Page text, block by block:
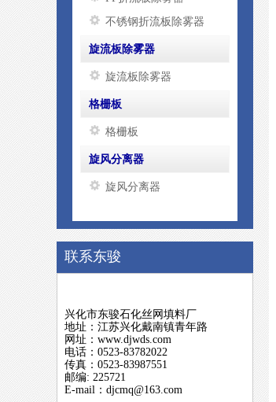
不锈钢折流板除雾器
旋流板除雾器
旋流板除雾器
格栅板
格栅板
旋风分离器
旋风分离器
联系东骏
兴化市东骏石化丝网填料厂
地址：江苏兴化戴南镇青年路
网址：www.djwds.com
电话：0523-83782022
传真：0523-83987551
邮编: 225721
E-mail：djcmq@163.com